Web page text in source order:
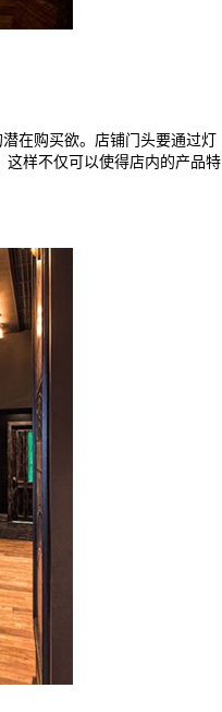
购买欲。店铺门头要通过灯
这样不仅可以使得店内的产品特